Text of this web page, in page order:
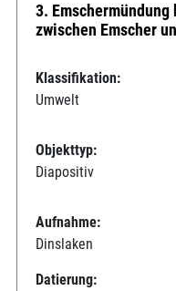
3.
zwischen Emscher
Klassifikation:
Umwelt
Objekttyp:
Diapositiv
Aufnahme:
Dinslaken
Datierung: